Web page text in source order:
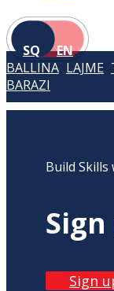
SQ EN
BALLINA LAJME
BARAZI
Build Skills
Sign